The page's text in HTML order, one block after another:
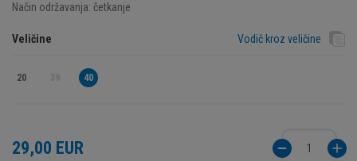
Način održavanja: četkanje
Veličine Vodič kroz veličine
20 40
29,00 EUR